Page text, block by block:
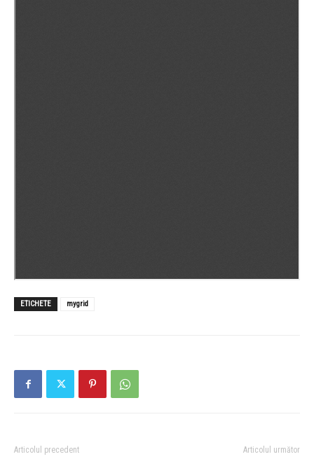
ETICHETE mygrid
Articolul precedent Articolul următor